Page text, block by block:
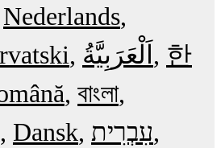
Nederlands
한
বাংলা
Dansk עִבְרִית